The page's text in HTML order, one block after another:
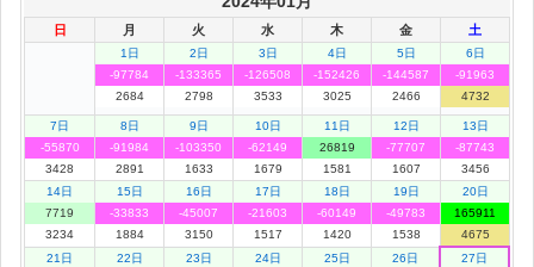
日 月 火 水 木 金 土
1日
-97784
2684
2日
-133365
2798
3日
-126508
3533
4日
-152426
3025
5日
-144587
2466
6日
-91963
4732
7日
-55870
3428
8日
-91984
2891
9日
-103350
1633
10日
-62149
1679
11日
26819
1581
12日
-77707
1607
13日
-87743
3456
14日
7719
3234
15日
-33833
1884
16日
-45007
3150
17日
-21603
1517
18日
-60149
1420
19日
-49783
1538
20日
165911
4675
21日
22日
23日
24日
25日
26日
27日